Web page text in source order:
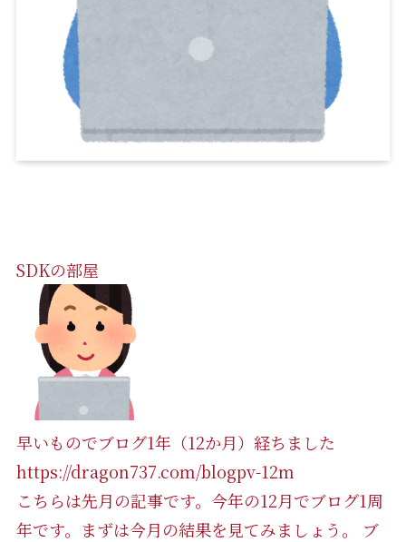
SDKの部屋
早いものでブログ1年（12か月）経ちました
https://dragon737.com/blogpv-12m
こちらは先月の記事です。今年の12月でブログ1周
年です。まずは今月の結果を見てみましょう。 ブ